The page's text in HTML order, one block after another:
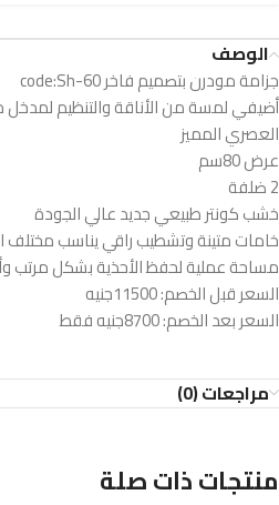
الوصف
جزامة مودرن بتصميم فاخر code:Sh-60
أضيفي لمسة من الأناقة والتنظيم
العصري المميز
عرض 80سم
2 ضلفة
خشب كونتر طبيعي جديد عالي الجودة
خامات متينة وتشطيب راقي يناسب مختلف
مساحة عملية لحفظ الأحذية بشكل مرتب
السعر قبل الخصم: 11500جنيه
السعر بعد الخصم: 8700جنيه فقط
مراجعات (0)
منتجات ذات صلة